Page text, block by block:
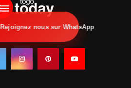
Rejoignez nous sur WhatsApp